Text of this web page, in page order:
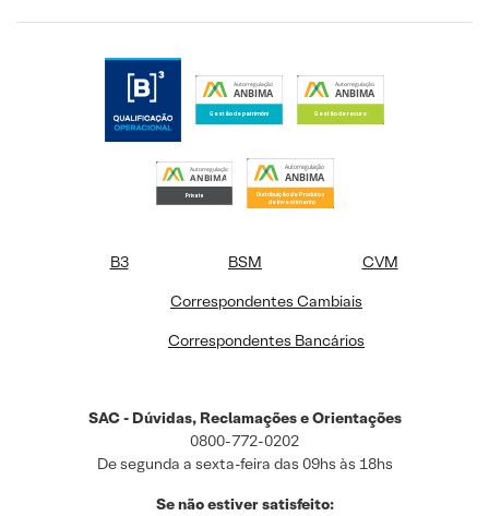
B3 BSM
CVM
Correspondentes Cambiais
Correspondentes Bancários
SAC - Dúvidas, Reclamações e Orientações
0800-772-0202
De segunda a sexta-feira das 09hs às 18hs
Se não estiver satisfeito: